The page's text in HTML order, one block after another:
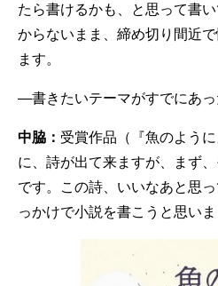
たら書けるかも、と思って書
からないまま、締め切り間近
ます。
—書きたいテーマがすでにあっ
中脇： 受賞作品（『魚のよう
に、詩が出て来ますが、まず
です。この詩、いいなあと思
っかけで小説を書こうと思いま